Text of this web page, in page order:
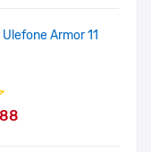
Armor 11